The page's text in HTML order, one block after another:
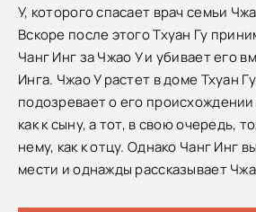
У, которого спасает врач семьи
Вскоре после этого Тхуан Гу
Чанг Инг за Чжао У и убивает его
Инга. Чжао У растет в доме Тхуан
подозревает о его
как к сыну, а тот, в свою очередь,
нему, как к отцу. Однако Чанг Инг
мести и однажды рассказывает